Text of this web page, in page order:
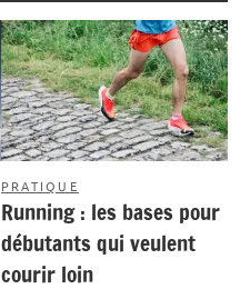
PRATIQUE
Running : les bases pour
débutants qui veulent
courir loin